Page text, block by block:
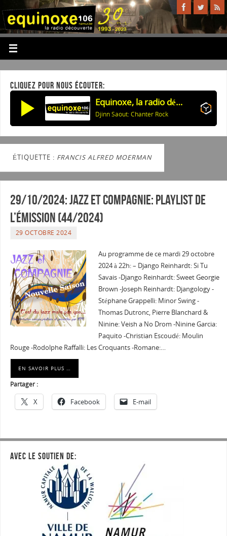
CLIQUEZ POUR NOUS ÉCOUTER:
Equinoxe, la radio découverte
Djinn Saout: Chanter Rock
ÉTIQUETTE : FRANCIS ALFRED MOERMAN
29/10/2024: Jazz et Compagnie: Playlist de
l’émission (44/2024)
29 OCTOBRE 2024
Au programme de ce mardi 29 octobre
2024 à 22h: – Django Reinhardt: Si Tu
Savais -Django Reinhardt: Sweet Georgie
Brown -Joseph Reinhardt: Djangology -
Stéphane Grappelli: Minor Swing -
Thomas Dutronc, Pierre Blanchard &
Ninine: Veish a No Drom -Ninine Garcia:
Paquito -Christian Escoudé: Moulin
Rouge -Rodolphe Raffalli: Les Croquants -Romane:…
EN SAVOIR PLUS …
Partager :
X Facebook E-mail
AVEC LE SOUTIEN DE: